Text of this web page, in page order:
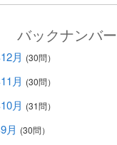
バックナンバー
月 (30問）
月 (30問）
月 (31問）
月 (30問）